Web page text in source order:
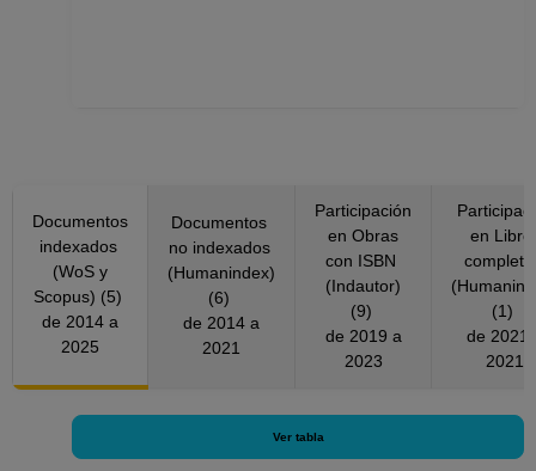
Documentos
indexados
(WoS y
Scopus) (5)
de 2014 a
2025
Documentos
no indexados
(Humanindex)
(6)
de 2014 a
2021
Participación
en Obras
con ISBN
(Indautor)
(9)
de 2019 a
2023
en
(1)
de 2021 a
2021
Ver tabla